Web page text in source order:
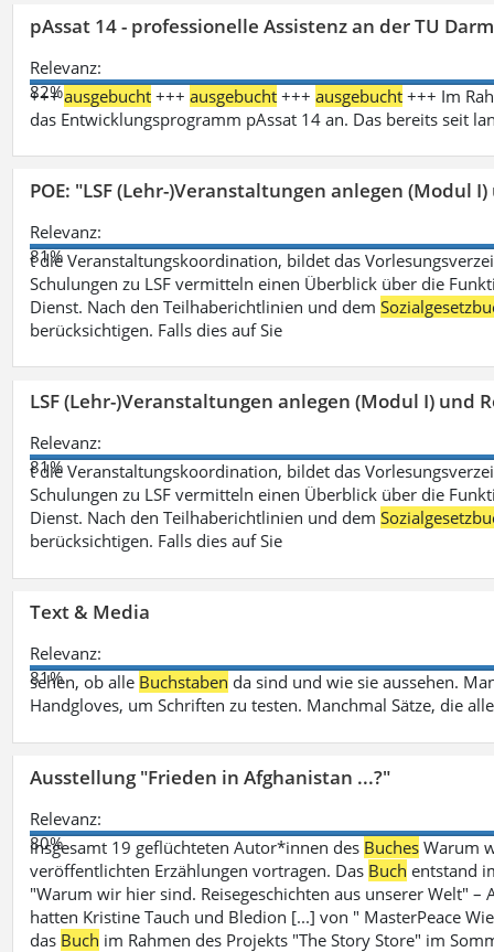
pAssat 14 - professionelle Assistenz an der TU
Relevanz:
82%
+++ausgebucht +++ausgebucht +++ausgebucht +++ Im
das Entwicklungsprogramm pAssat 14 an. Das bereits seit
POE: "LSF (Lehr-)Veranstaltungen anlegen (Modul
Relevanz:
81%
t die Veranstaltungskoordination, bildet das
Schulungen zu LSF vermitteln einen Überblick über die
Dienst. Nach den Teilhaberichtlinien und dem
berücksichtigen. Falls dies auf Sie
LSF (Lehr-)Veranstaltungen anlegen (Modul I) und
Relevanz:
81%
t die Veranstaltungskoordination, bildet das
Schulungen zu LSF vermitteln einen Überblick über die
Dienst. Nach den Teilhaberichtlinien und dem
berücksichtigen. Falls dies auf Sie
Text & Media
Relevanz:
81%
sehen, ob alle Buchstaben da sind und wie sie aussehen.
Handgloves, um Schriften zu testen. Manchmal Sätze, die
Ausstellung "Frieden in Afghanistan ...?"
Relevanz:
80%
insgesamt 19 geflüchteten Autor*innen des Buches Warum
veröffentlichten Erzählungen vortragen. Das Buch entstand
"Warum wir hier sind. Reisegeschichten aus unserer Welt"
hatten Kristine Tauch und Bledion [...] von " MasterPeace
das Buch im Rahmen des Projekts "The Story Store" im